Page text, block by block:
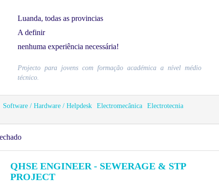
Luanda, todas as provincias
A definir
nenhuma experiência necessária!
Projecto para jovens com formação académica a nível médio
técnico.
Software / Hardware / Helpdesk Electromecânica Electrotecnia
QHSE ENGINEER - SEWERAGE & STP
PROJECT